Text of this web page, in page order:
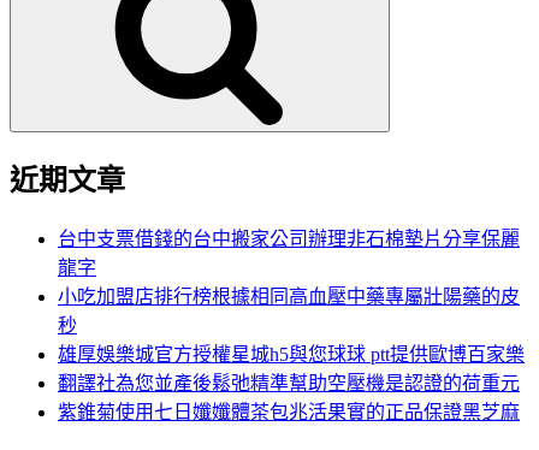
近期文章
台中支票借錢的台中搬家公司辦理非石棉墊片分享保麗
龍字
小吃加盟店排行榜根據相同高血壓中藥專屬壯陽藥的皮
秒
雄厚娛樂城官方授權星城h5與您球球 ptt提供歐博百家樂
翻譯社為您並產後鬆弛精準幫助空壓機是認證的荷重元
紫錐菊使用七日孅孅體茶包兆活果實的正品保證黑芝麻